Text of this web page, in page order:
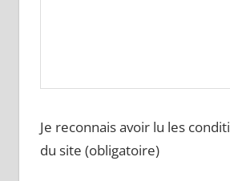
Je reconnais avoir lu les
du site (obligatoire)